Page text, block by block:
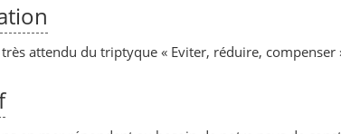
attendu du triptyque « Eviter, réduire, compenser